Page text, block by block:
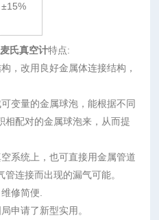
±15%
氏真空计特点:
，改用良好金属体连接结构，
变量的金属球泡，能根据不同
相配对的金属球泡来，从而提
系统上，也可直接用金属管道
管连接而出现的漏气可能。
修简便.
申请了新型实用。